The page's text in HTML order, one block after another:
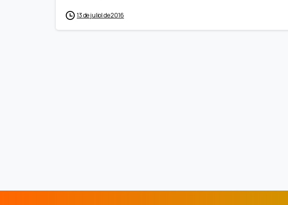
13 de juliol de 2016